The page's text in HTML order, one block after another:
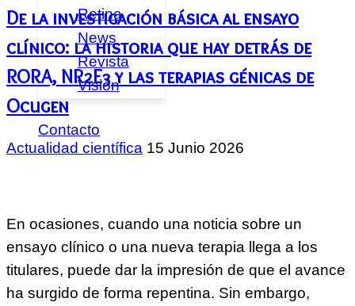
Retina
News
Revista
Visión
Contacto
De la investigación básica al ensayo
clínico: la historia que hay detrás de
RORA, NR2E3 y las terapias génicas de
Ocugen
Actualidad científica 15 Junio 2026
En ocasiones, cuando una noticia sobre un
ensayo clínico o una nueva terapia llega a los
titulares, puede dar la impresión de que el avance
ha surgido de forma repentina. Sin embargo,